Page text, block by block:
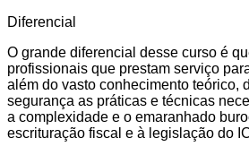
Diferencial
O grande diferencial desse curso é
profissionais que prestam serviço
além do vasto conhecimento teórico,
segurança as práticas e técnicas
a complexidade e o emaranhado
escrituração fiscal e à legislação do